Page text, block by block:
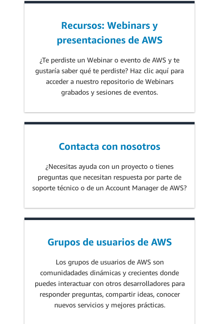
Encuentra el Partner de AWS que
necesitas »
Encuentra el Partner de AWS que
necesitas »
Encuentra el Partner de AWS que
Recursos: Webinars y
presentaciones de AWS
¿Te perdiste un Webinar o evento de AWS y te
gustaría saber qué te perdiste? Haz clic aquí para
acceder a nuestro repositorio de Webinars
grabados y sesiones de eventos.
Contacta con nosotros
¿Necesitas ayuda con un proyecto o tienes
preguntas que necesitan respuesta por parte de
soporte técnico o de un Account Manager de AWS?
Grupos de usuarios de AWS
Los grupos de usuarios de AWS son
comunidadades dinámicas y crecientes donde
puedes interactuar con otros desarrolladores para
responder preguntas, compartir ideas, conocer
nuevos servicios y mejores prácticas.